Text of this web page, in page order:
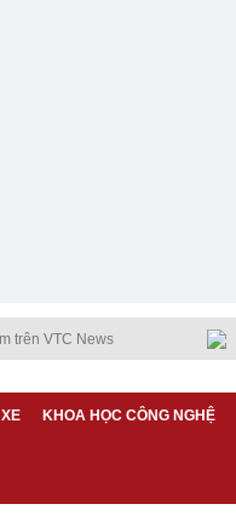
XE KHOA HỌC CÔNG NGHỆ